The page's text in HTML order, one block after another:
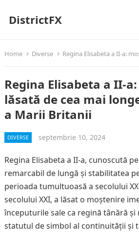
DistrictFX
Home Diverse Regina Elisabeta a II-a: moștenirea lăsată
Regina Elisabeta a II-
lăsată de cea mai
a Marii Britanii
DIVERSE septembrie 10, 2024
Regina Elisabeta a II-a, cunoscută
remarcabil de lungă și stabilitatea
perioada tumultuoasă a secolului
secolului XXI, a lăsat o moștenire
începuturile sale ca regină tânără și
statutul de simbol al continuității și